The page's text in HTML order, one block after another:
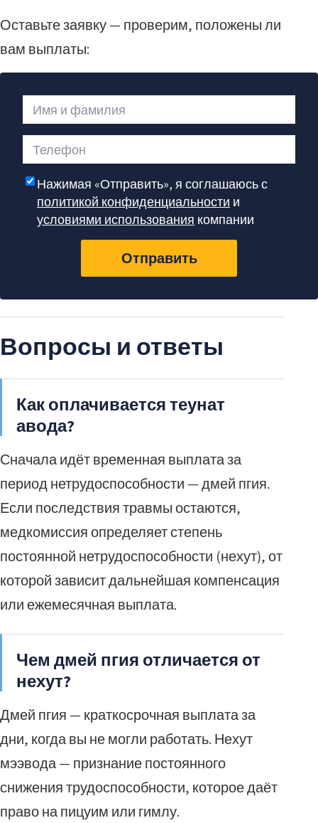
Оставьте заявку — проверим, положены ли
вам выплаты:
Имя и фамилия
Телефон
Нажимая «Отправить», я соглашаюсь с
политикой конфиденциальности и
условиями использования компании
Отправить
Вопросы и ответы
Как оплачивается теунат
авода?
Сначала идёт временная выплата за
период нетрудоспособности — дмей пгия.
Если последствия травмы остаются,
медкомиссия определяет степень
постоянной нетрудоспособности (нехут), от
которой зависит дальнейшая компенсация
или ежемесячная выплата.
Чем дмей пгия отличается от
нехут?
Дмей пгия — краткосрочная выплата за
дни, когда вы не могли работать. Нехут
мээвода — признание постоянного
снижения трудоспособности, которое даёт
право на пицуим или гимлу.